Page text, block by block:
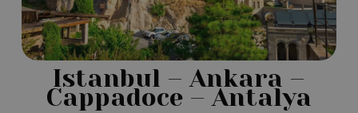
Istanbul – Ankara –
Cappadoce – Antalya